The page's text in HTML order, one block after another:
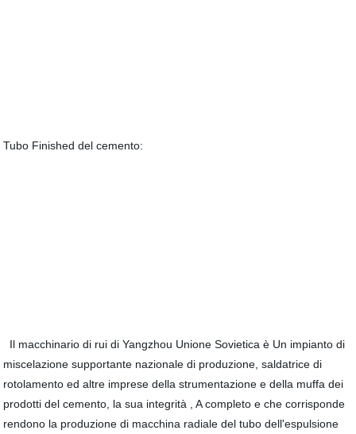
Tubo Finished del cemento:
Il macchinario di rui di Yangzhou Unione Sovietica è Un impianto di
miscelazione supportante nazionale di produzione, saldatrice di
rotolamento ed altre imprese della strumentazione e della muffa dei
prodotti del cemento, la sua integrità , A completo e che corrisponde
rendono la produzione di macchina radiale del tubo dell'espulsione